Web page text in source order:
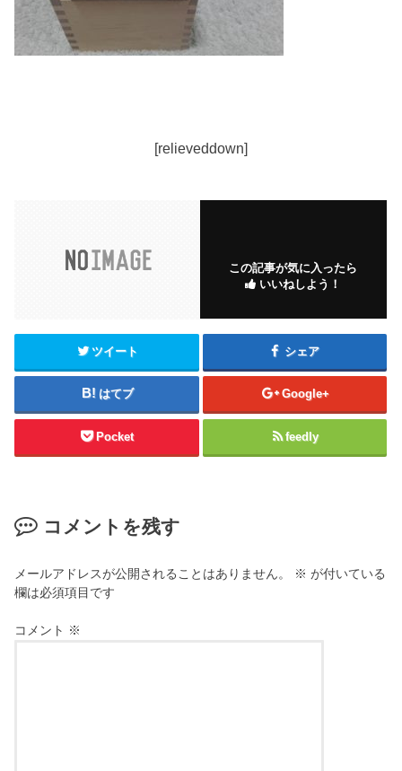
[relieveddown]
この記事が気に入ったら
いいねしよう！
ツイート シェア
はてブ Google+
Pocket feedly
コメントを残す
メールアドレスが公開されることはありません。 ※ が付いている
欄は必須項目です
コメント ※